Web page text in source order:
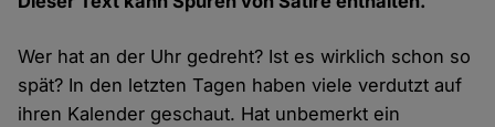
Wer hat an der Uhr gedreht? Ist es wirklich schon so
spät? In den letzten Tagen haben viele verdutzt auf
ihren Kalender geschaut. Hat unbemerkt ein